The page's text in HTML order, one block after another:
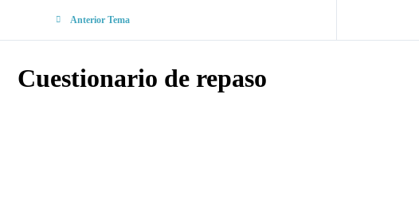
Anterior Tema
Cuestionario de repaso